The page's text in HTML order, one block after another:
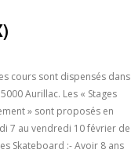
cours sont dispensés dans
Aurillac. Les « Stages
» sont proposés en
7 au vendredi 10 février de
Skateboard :- Avoir 8 ans